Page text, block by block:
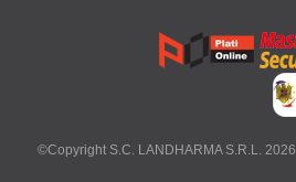
©Copyright S.C. LANDHARMA S.R.L. 2026